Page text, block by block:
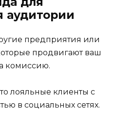
аудитории
предприятия или
продвигают ваш
комиссию.
лояльные клиенты с
в социальных сетях.